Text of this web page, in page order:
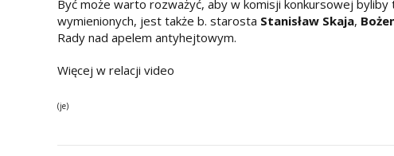
Być może warto rozważyć, aby w komisji konkursowej
wymienionych, jest także b. starosta Stanisław Skaja,
Rady nad apelem antyhejtowym.
Więcej w relacji video
(je)